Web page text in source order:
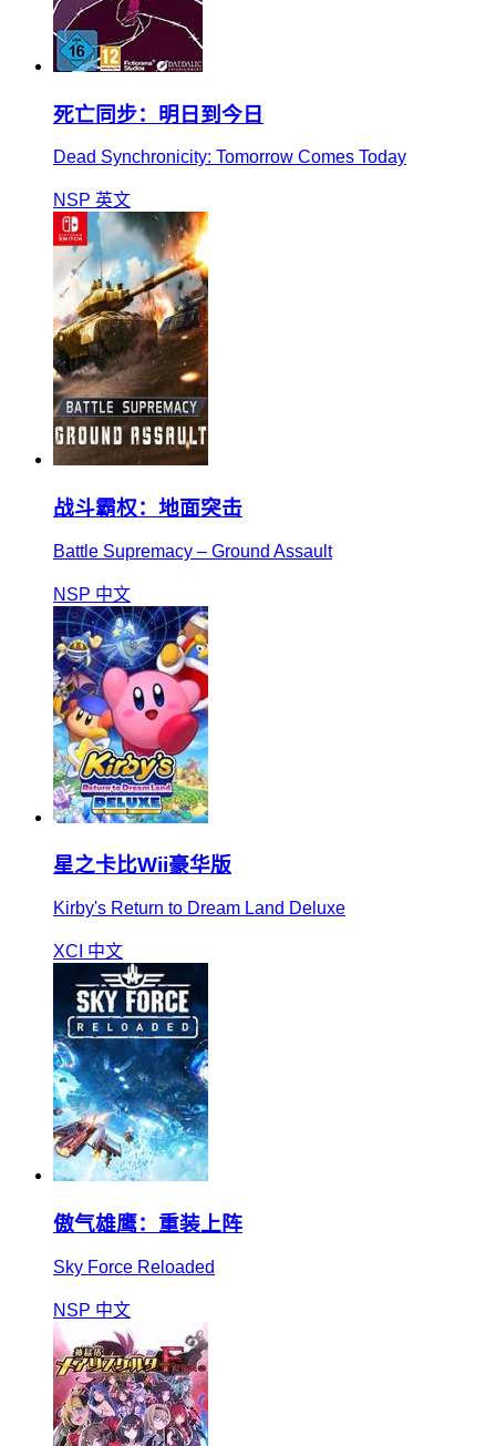
死亡同步：明日到今日
Dead Synchronicity: Tomorrow Comes Today
NSP 英文
战斗霸权：地面突击
Battle Supremacy – Ground Assault
NSP 中文
星之卡比Wii豪华版
Kirby's Return to Dream Land Deluxe
XCI 中文
傲气雄鹰：重装上阵
Sky Force Reloaded
NSP 中文